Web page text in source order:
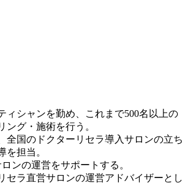
ィシャンを勤め、これまで500名以上の
ング・施術を行う。
全国のドクターリセラ導入サロンの立ち
を担当。
ンの運営をサポートする。
セラ直営サロンの運営アドバイザーとし